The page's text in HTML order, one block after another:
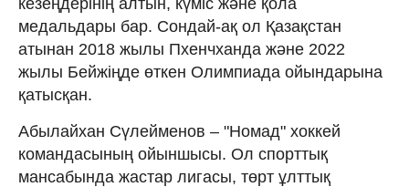
медальдары бар. Сондай-ақ ол Қазақстан
атынан 2018 жылы Пхенчханда және 2022
жылы Бейжіңде өткен Олимпиада ойындарына
қатысқан.
Абылайхан Сүлейменов – "Номад" хоккей
командасының ойыншысы. Ол спорттық
мансабында жастар лигасы, төрт ұлттық